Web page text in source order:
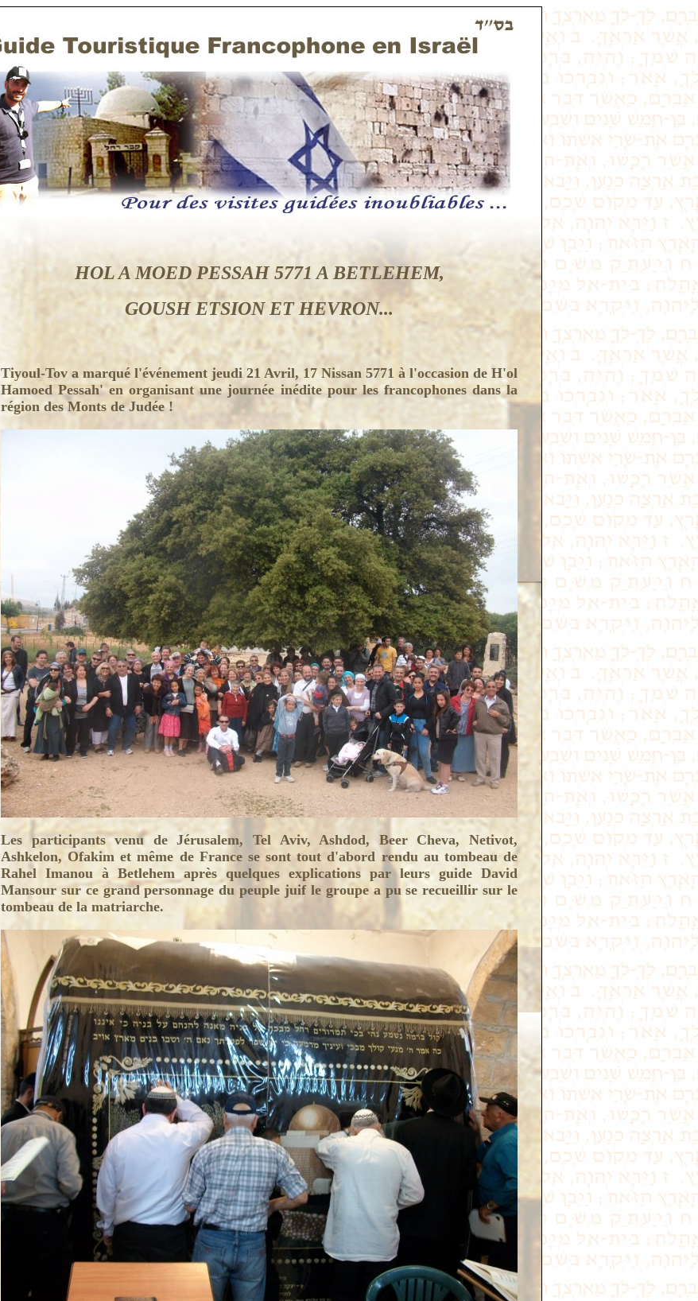
HOL A MOED PESSAH 5771 A BETLEHEM,
GOUSH ETSION ET HEVRON...
Tiyoul-Tov a marqué l'événement jeudi 21 Avril, 17 Nissan 5771 à l'occasion de H'ol
Hamoed Pessah' en organisant une journée inédite pour les francophones dans la
région des Monts de Judée !
Les participants venu de Jérusalem, Tel Aviv, Ashdod, Beer Cheva, Netivot,
Ashkelon, Ofakim et même de France se sont tout d'abord rendu au tombeau de
Rahel Imanou à Betlehem après quelques explications par leurs guide David
Mansour sur ce grand personnage du peuple juif le groupe a pu se recueillir sur le
tombeau de la matriarche.